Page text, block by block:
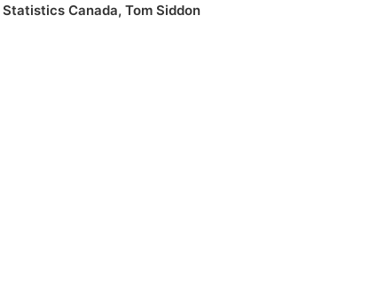
Statistics Canada, Tom Siddon